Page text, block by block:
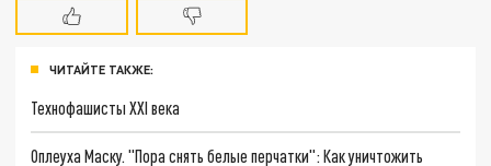
ЧИТАЙТЕ ТАКЖЕ:
Технофашисты XXI века
Оплеуха Маску. "Пора снять белые перчатки": Как уничтожить